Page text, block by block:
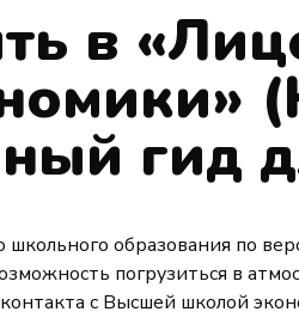
в
гид
образования по
погрузиться в
с Высшей школой